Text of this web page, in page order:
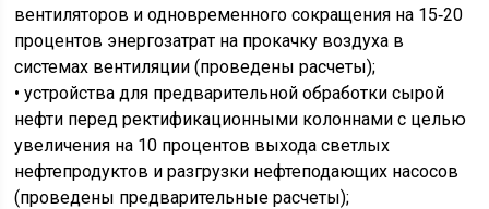
вентиляторов и одновременного сокращения на 15‑20
процентов энергозатрат на прокачку воздуха в
системах вентиляции (проведены расчеты);
• устройства для предварительной обработки сырой
нефти перед ректификационными колоннами с целью
увеличения на 10 процентов выхода светлых
нефтепродуктов и разгрузки нефтеподающих насосов
(проведены предварительные расчеты);